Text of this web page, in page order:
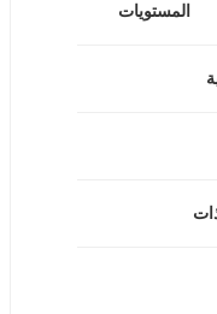
المستويات